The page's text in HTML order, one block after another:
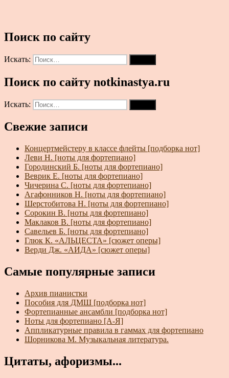
Поиск по сайту
Искать:
Поиск по сайту notkinastya.ru
Искать:
Свежие записи
Концертмейстеру в классе флейты [подборка нот]
Леви Н. [ноты для фортепиано]
Городинский Б. [ноты для фортепиано]
Веврик Е. [ноты для фортепиано]
Чичерина С. [ноты для фортепиано]
Агафонников Н. [ноты для фортепиано]
Шерстобитова Н. [ноты для фортепиано]
Сорокин В. [ноты для фортепиано]
Маклаков В. [ноты для фортепиано]
Савельев Б. [ноты для фортепиано]
Глюк К. «АЛЬЦЕСТА» [сюжет оперы]
Верди Дж. «АИДА» [сюжет оперы]
Самые популярные записи
Архив пианистки
Пособия для ДМШ [подборка нот]
Фортепианные ансамбли [подборка нот]
Ноты для фортепиано [А-Я]
Аппликатурные правила в гаммах для фортепиано
Шорникова М. Музыкальная литература.
Цитаты, афоризмы...